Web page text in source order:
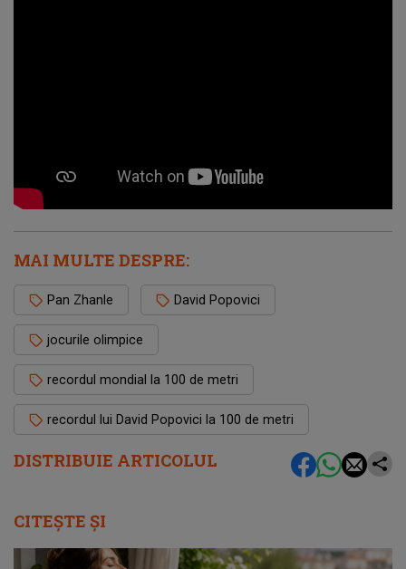
DISTRIBUIE ARTICOLUL
MAI MULTE DESPRE:
Pan Zhanle David Popovici
jocurile olimpice
recordul mondial la 100 de metri
recordul lui David Popovici la 100 de metri
CITEȘTE ȘI